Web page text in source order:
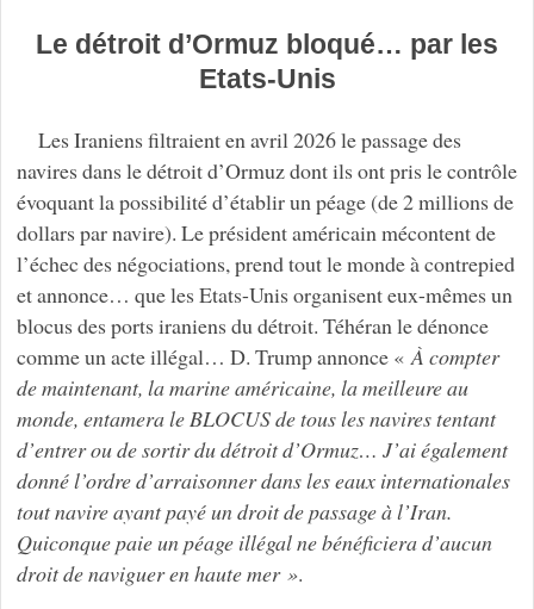
Le détroit d’Ormuz bloqué… par les
Etats-Unis
Les Iraniens filtraient en avril 2026 le passage des
navires dans le détroit d’Ormuz dont ils ont pris le contrôle
évoquant la possibilité d’établir un péage (de 2 millions de
dollars par navire). Le président américain mécontent de
l’échec des négociations, prend tout le monde à contrepied
et annonce… que les Etats-Unis organisent eux-mêmes un
blocus des ports iraniens du détroit. Téhéran le dénonce
comme un acte illégal… D. Trump annonce «À compter
de maintenant, la marine américaine, la meilleure au
monde, entamera le BLOCUS de tous les navires tentant
d’entrer ou de sortir du détroit d’Ormuz… J’ai également
donné l’ordre d’arraisonner dans les eaux internationales
tout navire ayant payé un droit de passage à l’Iran.
Quiconque paie un péage illégal ne bénéficiera d’aucun
droit de naviguer en haute mer ».